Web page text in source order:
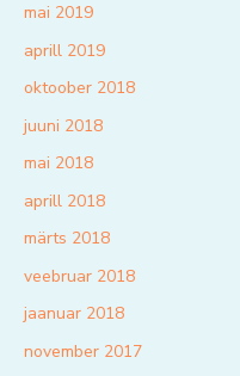
mai 2019
aprill 2019
oktoober 2018
juuni 2018
mai 2018
aprill 2018
märts 2018
veebruar 2018
jaanuar 2018
november 2017